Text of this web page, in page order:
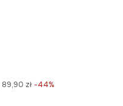
89,90 zł -44%